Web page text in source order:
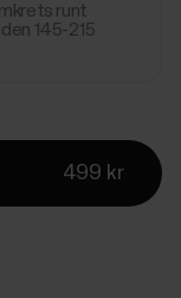
runt
145-215
499 kr